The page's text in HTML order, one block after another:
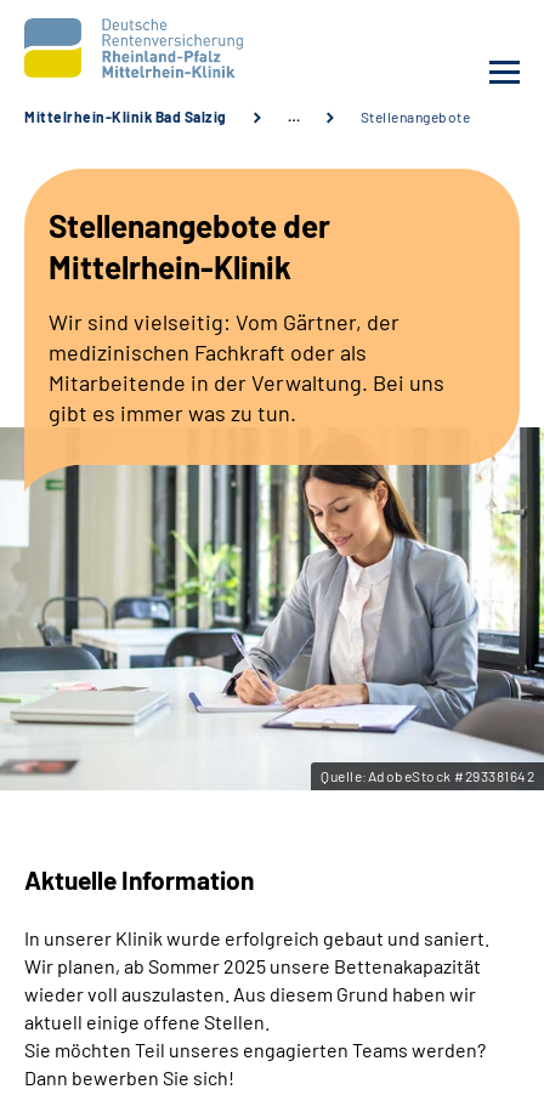
Unsere Angebote
Karriere
Zuweisende &
Leichte Sprache
Gebärdensprache
Mittelrhein-Klinik Bad Salzig … Stellenangebote
Stellenangebote der
Mittelrhein-Klinik
Wir sind vielseitig: Vom Gärtner, der
medizinischen Fachkraft oder als
Mitarbeitende in der Verwaltung. Bei uns
gibt es immer was zu tun.
Quelle:AdobeStock #293381642
Aktuelle Information
In unserer Klinik wurde erfolgreich gebaut und saniert.
Wir planen, ab Sommer 2025 unsere Bettenakapazität
wieder voll auszulasten. Aus diesem Grund haben wir
aktuell einige offene Stellen.
Sie möchten Teil unseres engagierten Teams werden?
Dann bewerben Sie sich!